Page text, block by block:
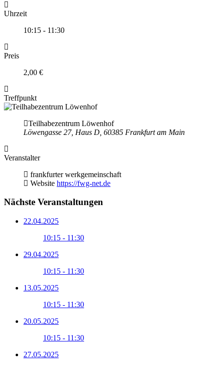
Uhrzeit
10:15 - 11:30
Preis
2,00 €
Treffpunkt
Teilhabezentrum Löwenhof
Löwengasse 27, Haus D, 60385 Frankfurt am Main
Veranstalter
frankfurter werkgemeinschaft
Website https://fwg-net.de
Nächste Veranstaltungen
22.04.2025
10:15 - 11:30
29.04.2025
10:15 - 11:30
13.05.2025
10:15 - 11:30
20.05.2025
10:15 - 11:30
27.05.2025